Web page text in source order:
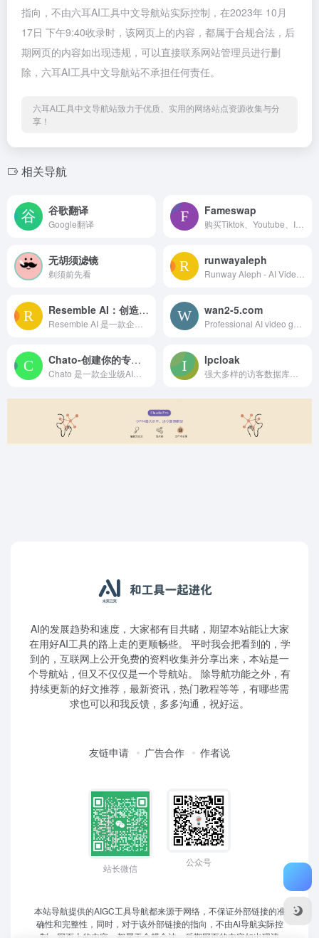
指向，不由六耳AI工具中文导航站实际控制，在2023年 10月
17日 下午9:40收录时，该网页上的内容，都属于合规合法，后
期网页的内容如出现违规，可以直接联系网站管理员进行删
除，六耳AI工具中文导航站不承担任何责任。
六耳AI工具中文导航站致力于优质、实用的网络站点资源收集与分
享！
相关导航
谷歌翻译
Google翻译
Fameswap
无胡须滤镜
剃须前先看
runwayaleph
Resemble AI：创造逼真的人工智能语音 wan2-5.com
Chato-创建你的专属AI机器人 Ipcloak
AI的发展趋势和速度，大家都有目共睹，期望本站能让大家
在用好AI工具的路上走的更顺畅些。 平时我会把看到的，学
到的，互联网上公开免费的资料收集并分享出来，本站是一
个导航站，但又不仅仅是一个导航站。 除导航功能之外，有
持续更新的好文推荐，最新资讯，热门教程等等，有哪些需
求也可以和我反馈，多多沟通，祝好运。
友链申请 广告合作 作者说
站长微信
公众号
本站导航提供的AIGC工具导航都来源于网络，不保证外部链接的准
确性和完整性，同时，对于该外部链接的指向，不由Ai导航实际控